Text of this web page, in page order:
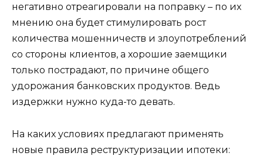
негативно отреагировали на поправку – по их
мнению она будет стимулировать рост
количества мошенничеств и злоупотреблений
со стороны клиентов, а хорошие заемщики
только пострадают, по причине общего
удорожания банковских продуктов. Ведь
издержки нужно куда-то девать.
На каких условиях предлагают применять
новые правила реструктуризации ипотеки: